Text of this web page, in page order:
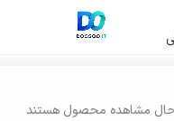
حال مشاهده محصول هستند